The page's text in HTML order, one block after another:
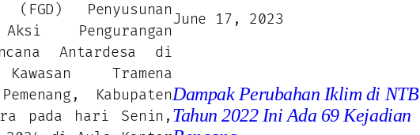
(FGD) Penyusunan
Pengurangan
Antardesa di
Tramena
Kabupaten
pada hari Senin,
June 17, 2023
Dampak Perubahan Iklim di NTB
Tahun 2022 Ini Ada 69 Kejadian